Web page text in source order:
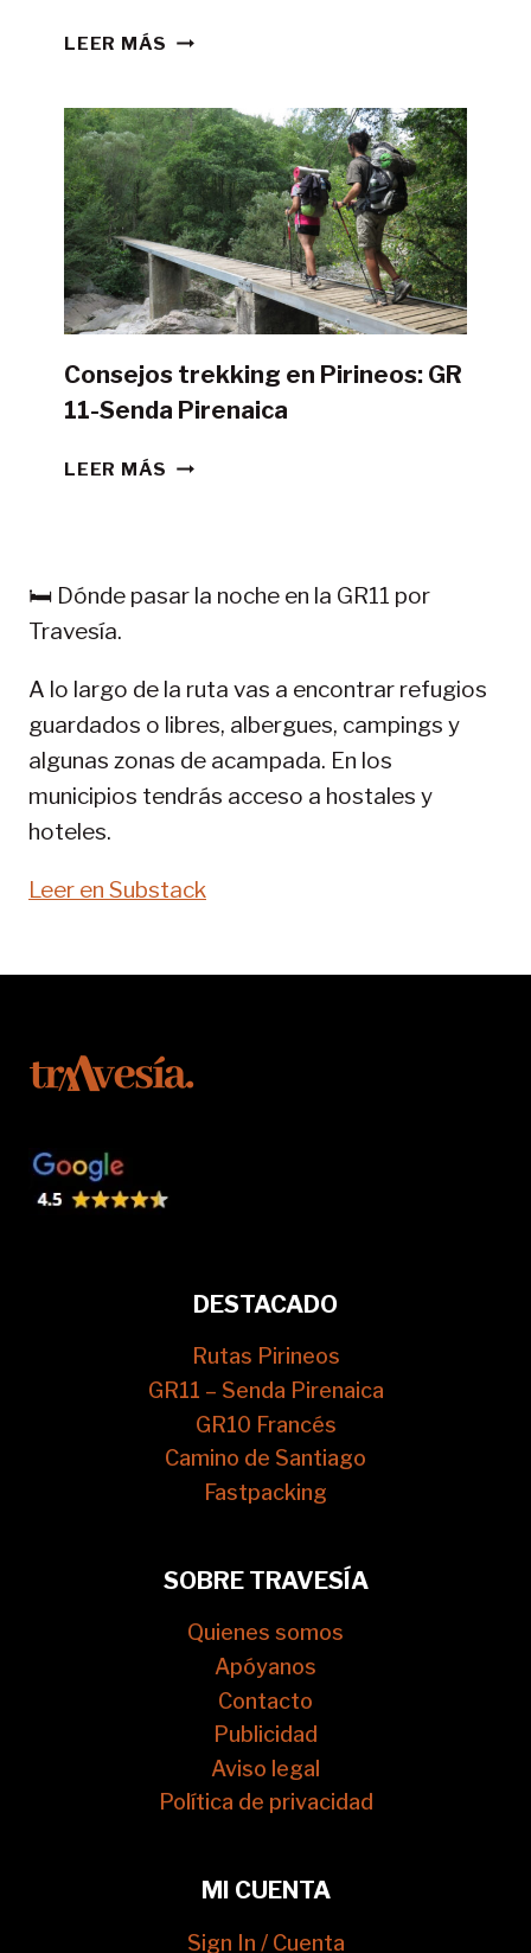
LEER MÁS ¿ES
LA
GR11
CON
TIENDA
DE
CAMPAÑA?
Consejos trekking en Pirineos: GR
11-Senda Pirenaica
LEER MÁS CONSEJOS
11-
🛏️ Dónde pasar la noche en la GR11 por
Travesía.
A lo largo de la ruta vas a encontrar refugios
guardados o libres, albergues, campings y
algunas zonas de acampada. En los
municipios tendrás acceso a hostales y
hoteles.
Leer en Substack
DESTACADO
Rutas Pirineos
GR11 – Senda Pirenaica
GR10 Francés
Camino de Santiago
Fastpacking
SOBRE TRAVESÍA
Quienes somos
Apóyanos
Contacto
Publicidad
Aviso legal
Política de privacidad
MI CUENTA
Sign In / Cuenta